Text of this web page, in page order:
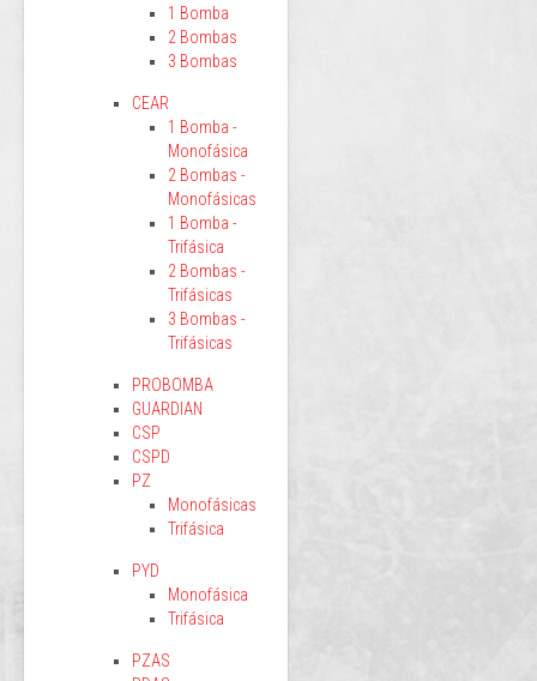
1 Bomba
2 Bombas
3 Bombas
CEAR
1 Bomba -
Monofásica
2 Bombas -
Monofásicas
1 Bomba -
Trifásica
2 Bombas -
Trifásicas
3 Bombas -
Trifásicas
PROBOMBA
GUARDIAN
CSP
CSPD
PZ
Monofásicas
Trifásica
PYD
Monofásica
Trifásica
PZAS